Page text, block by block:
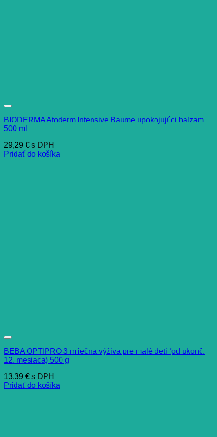
BIODERMA Atoderm Intensive Baume upokojujúci balzam
500 ml
29,29 € s DPH
Pridať do košíka
BEBA OPTIPRO 3 mliečna výživa pre malé deti (od ukonč.
12. mesiaca) 500 g
13,39 € s DPH
Pridať do košíka